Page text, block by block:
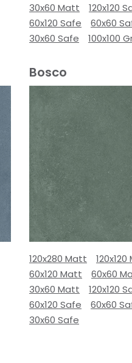
30x60 Matt
120x120
60x120 Safe
60x60
30x60 Safe
100x100
Bosco
120x280 Matt
60x120 Matt
60x60
30x60 Matt
120x120
60x120 Safe
60x60
30x60 Safe